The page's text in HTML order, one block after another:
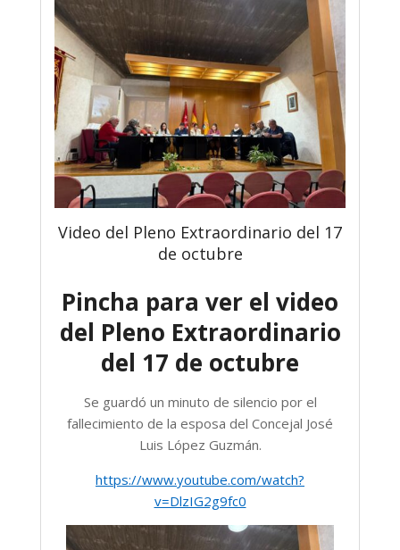
Video del Pleno Extraordinario del 17
de octubre
Pincha para ver el video
del Pleno Extraordinario
del 17 de octubre
Se guardó un minuto de silencio por el
fallecimiento de la esposa del Concejal José
Luis López Guzmán.
https://www.youtube.com/watch?
v=DlzIG2g9fc0